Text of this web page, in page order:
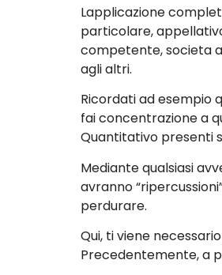
Lapplicazione
particolare,
competente, societa
agli altri.
Ricordati ad esempio
fai concentrazione a
Quantitativo presenti
Mediante qualsiasi
avranno
perdurare.
Qui, ti viene
Precedentemente, a